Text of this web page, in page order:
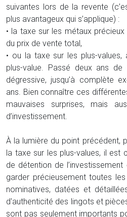
suivantes lors de la revente
plus avantageux qui s’applique) :
• la taxe sur les métaux
du prix de vente total,
• ou la taxe sur les plus-values,
plus-value. Passé deux ans
dégressive, jusqu’à complète
ans. Bien connaître ces
mauvaises surprises, mais
d’investissement.
À la lumière du point précédent,
la taxe sur les plus-values, il est
de détention de
garder précieusement toutes
nominatives, datées et
d'authenticité des lingots et
sont pas seulement importants